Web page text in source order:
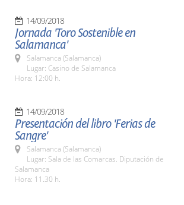
14/09/2018
Jornada 'Toro Sostenible en
Salamanca'
Salamanca (Salamanca)
Lugar: Casino de Salamanca
Hora: 12:00 h.
14/09/2018
Presentación del libro 'Ferias de
Sangre'
Salamanca (Salamanca)
Lugar: Sala de las Comarcas. Diputación de
Salamanca
Hora: 11.30 h.